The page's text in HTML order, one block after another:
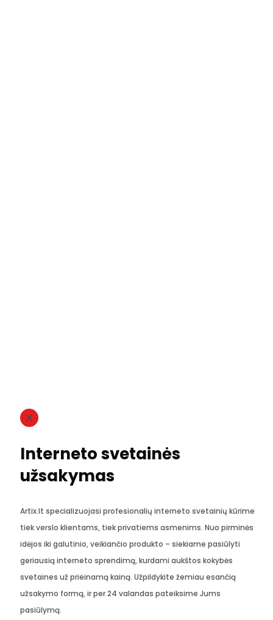
Interneto svetainės
užsakymas
Artix.lt specializuojasi profesionalių interneto svetainių kūrime
tiek verslo klientams, tiek privatiems asmenims. Nuo pirminės
idėjos iki galutinio, veikiančio produkto – siekiame pasiūlyti
geriausią interneto sprendimą, kurdami aukštos kokybės
svetaines už prieinamą kainą. Užpildykite žemiau esančią
užsakymo formą, ir per 24 valandas pateiksime Jums
pasiūlymą.